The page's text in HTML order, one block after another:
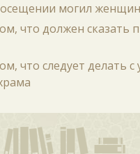
могил
что должен сказать
что следует делать